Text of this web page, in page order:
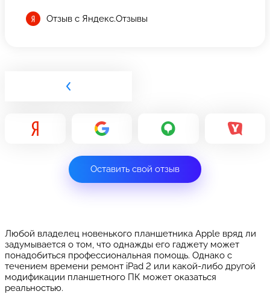
Отзыв с Яндекс.Отзывы
Оставить свой отзыв
Любой владелец новенького планшетника Apple вряд ли
задумывается о том, что однажды его гаджету может
понадобиться профессиональная помощь. Однако с
течением времени ремонт iPad 2 или какой-либо другой
модификации планшетного ПК может оказаться
реальностью.